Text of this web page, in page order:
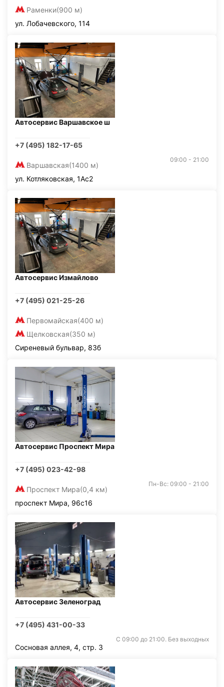
Раменки(900 м)
ул. Лобачевского, 114
Автосервис Варшавское ш
+7 (495) 182-17-65
Варшавская(1400 м)
09:00 - 21:00
ул. Котляковская, 1Ас2
Автосервис Измайлово
+7 (495) 021-25-26
Первомайская(400 м)
Щелковская(350 м)
Сиреневый бульвар, 83б
Автосервис Проспект Мира
+7 (495) 023-42-98
Проспект Мира(0,4 км)
Пн-Вс: 09:00 - 21:00
проспект Мира, 96с16
Автосервис Зеленоград
+7 (495) 431-00-33
С 09:00 до 21:00. Без выходных
Сосновая аллея, 4, стр. 3